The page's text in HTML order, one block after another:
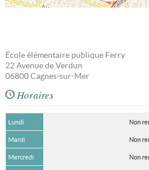
École élémentaire publique Ferry
22 Avenue de Verdun
06800 Cagnes-sur-Mer
Horaires
Lundi Non
Mardi Non
Mercredi Non